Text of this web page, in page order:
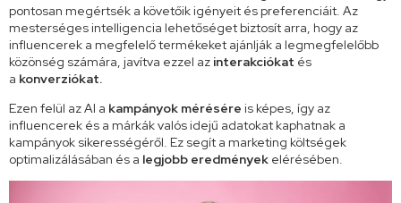
pontosan megértsék a követőik igényeit és preferenciáit. Az
mesterséges intelligencia lehetőséget biztosít arra, hogy az
influencerek a megfelelő termékeket ajánlják a legmegfelelőbb
közönség számára, javítva ezzel az interakciókat és
a konverziókat.
Ezen felül az AI a kampányok mérésére is képes, így az
influencerek és a márkák valós idejű adatokat kaphatnak a
kampányok sikerességéről. Ez segít a marketing költségek
optimalizálásában és a legjobb eredmények elérésében.